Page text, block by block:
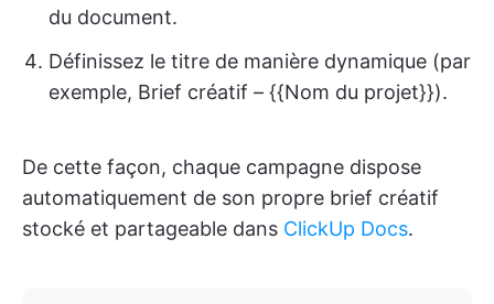
du document.
Définissez le titre de manière dynamique (par
exemple, Brief créatif – {{Nom du projet}}).
De cette façon, chaque campagne dispose
automatiquement de son propre brief créatif
stocké et partageable dans ClickUp Docs.